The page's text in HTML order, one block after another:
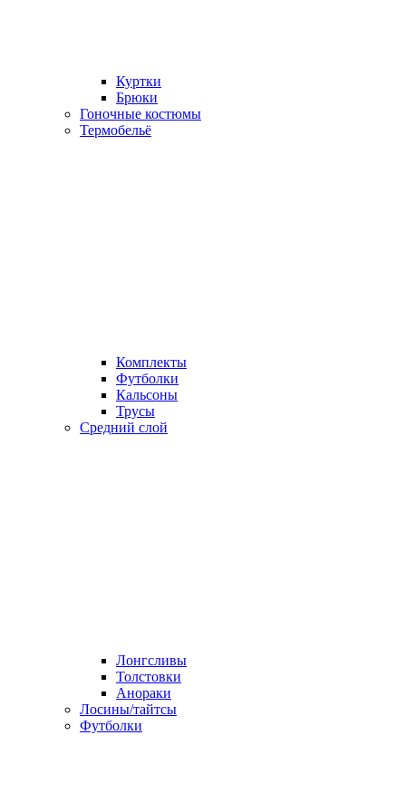
Куртки
Брюки
Гоночные костюмы
Термобельё
Комплекты
Футболки
Кальсоны
Трусы
Средний слой
Лонгсливы
Толстовки
Анораки
Лосины/тайтсы
Футболки